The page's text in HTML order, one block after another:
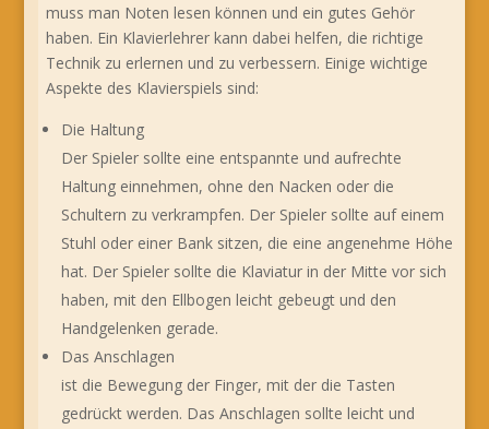
muss man Noten lesen können und ein gutes Gehör
haben. Ein Klavierlehrer kann dabei helfen, die richtige
Technik zu erlernen und zu verbessern. Einige wichtige
Aspekte des Klavierspiels sind:
Die Haltung
Der Spieler sollte eine entspannte und aufrechte
Haltung einnehmen, ohne den Nacken oder die
Schultern zu verkrampfen. Der Spieler sollte auf einem
Stuhl oder einer Bank sitzen, die eine angenehme Höhe
hat. Der Spieler sollte die Klaviatur in der Mitte vor sich
haben, mit den Ellbogen leicht gebeugt und den
Handgelenken gerade.
Das Anschlagen
ist die Bewegung der Finger, mit der die Tasten
gedrückt werden. Das Anschlagen sollte leicht und